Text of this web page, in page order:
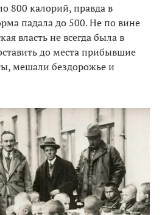
800 калорий, правда в
падала до 500. Не по вине
власть не всегда была в
до места прибывшие
мешали бездорожье и